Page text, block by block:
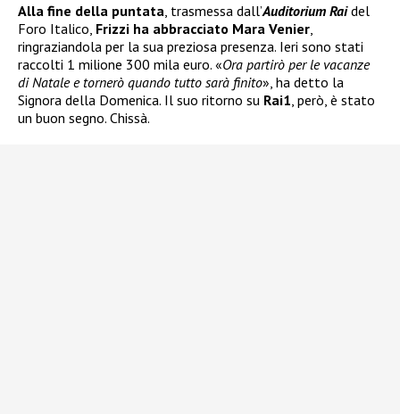
Alla fine della puntata , trasmessa dall’Auditorium Rai del
Foro Italico, Frizzi ha abbracciato Mara Venier
ringraziandola per la sua preziosa presenza. Ieri sono stati
raccolti 1 milione 300 mila euro. «Ora partirò per le vacanze
di Natale e tornerò quando tutto sarà finito», ha detto la
Signora della Domenica. Il suo ritorno su Rai1 , però, è stato
un buon segno. Chissà.